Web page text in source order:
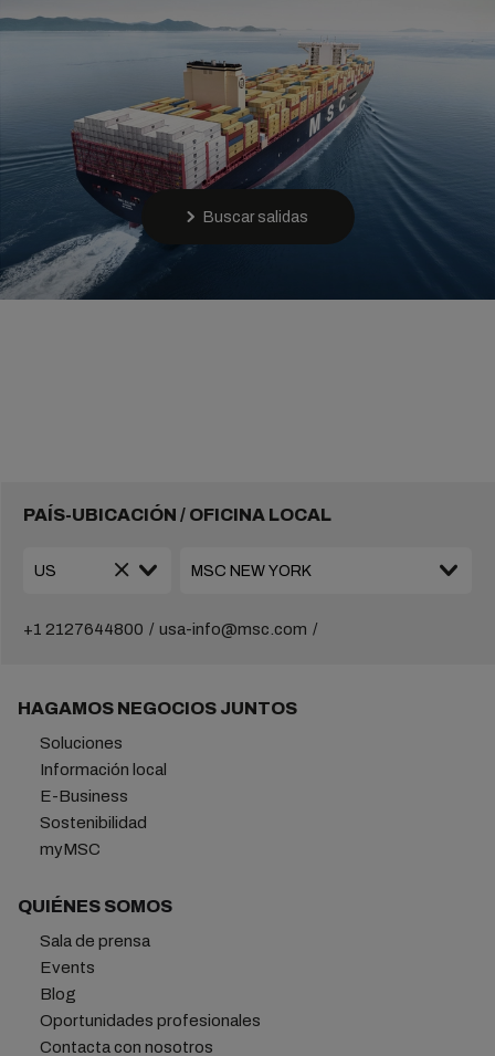
Buscar salidas
PAÍS-UBICACIÓN / OFICINA LOCAL
+1 2127644800 usa-info@msc.com
HAGAMOS NEGOCIOS JUNTOS
Soluciones
Información local
E-Business
Sostenibilidad
myMSC
QUIÉNES SOMOS
Sala de prensa
Events
Blog
Oportunidades profesionales
Contacta con nosotros